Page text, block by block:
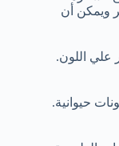
ويمكن أن
علي اللون.
حيوانية.